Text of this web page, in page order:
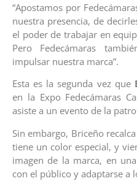
“Apostamos por
nuestra presencia, de
el poder de trabajar en
Pero Fedecámaras
impulsar nuestra marca”.
Esta es la segunda vez que
en la Expo Fedecámaras
asiste a un evento de la
Sin embargo, Briceño
tiene un color especial, y
imagen de la marca, en
con el público y adaptarse a